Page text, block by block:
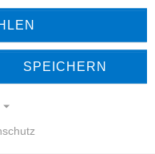
ÜBER
SPEICHERN